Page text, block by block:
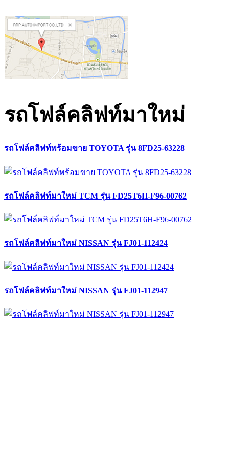
รถโฟล์คลิฟท์มาใหม่
รถโฟล์คลิฟท์พร้อมขาย TOYOTA รุ่น 8FD25-63228
รถโฟล์คลิฟท์มาใหม่ TCM รุ่น FD25T6H-F96-00762
รถโฟล์คลิฟท์มาใหม่ NISSAN รุ่น FJ01-112424
รถโฟล์คลิฟท์มาใหม่ NISSAN รุ่น FJ01-112947